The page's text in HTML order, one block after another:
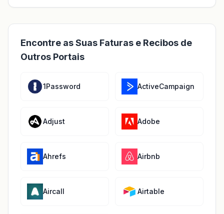
Encontre as Suas Faturas e Recibos de
Outros Portais
1Password ActiveCampaign
Adjust Adobe
Ahrefs Airbnb
Aircall Airtable